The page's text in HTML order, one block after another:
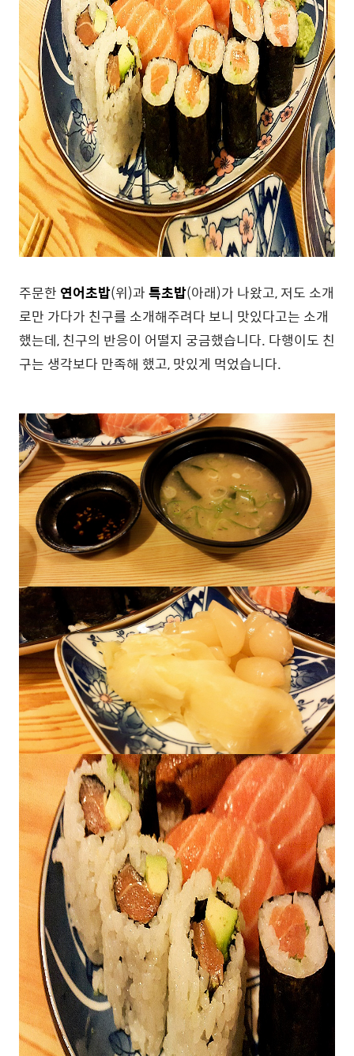
주문한 연어초밥(위)과특초밥(아래)가 나왔고, 저도 소개
로만 가다가 친구를 소개해주려다 보니 맛있다고는 소개
했는데, 친구의 반응이 어떨지 궁금했습니다. 다행이도 친
구는 생각보다 만족해 했고, 맛있게 먹었습니다.